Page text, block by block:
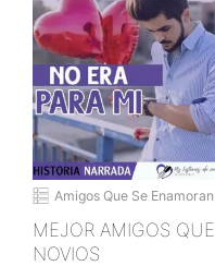
Amigos Que Se Enamoran
MEJOR AMIGOS QUE
NOVIOS